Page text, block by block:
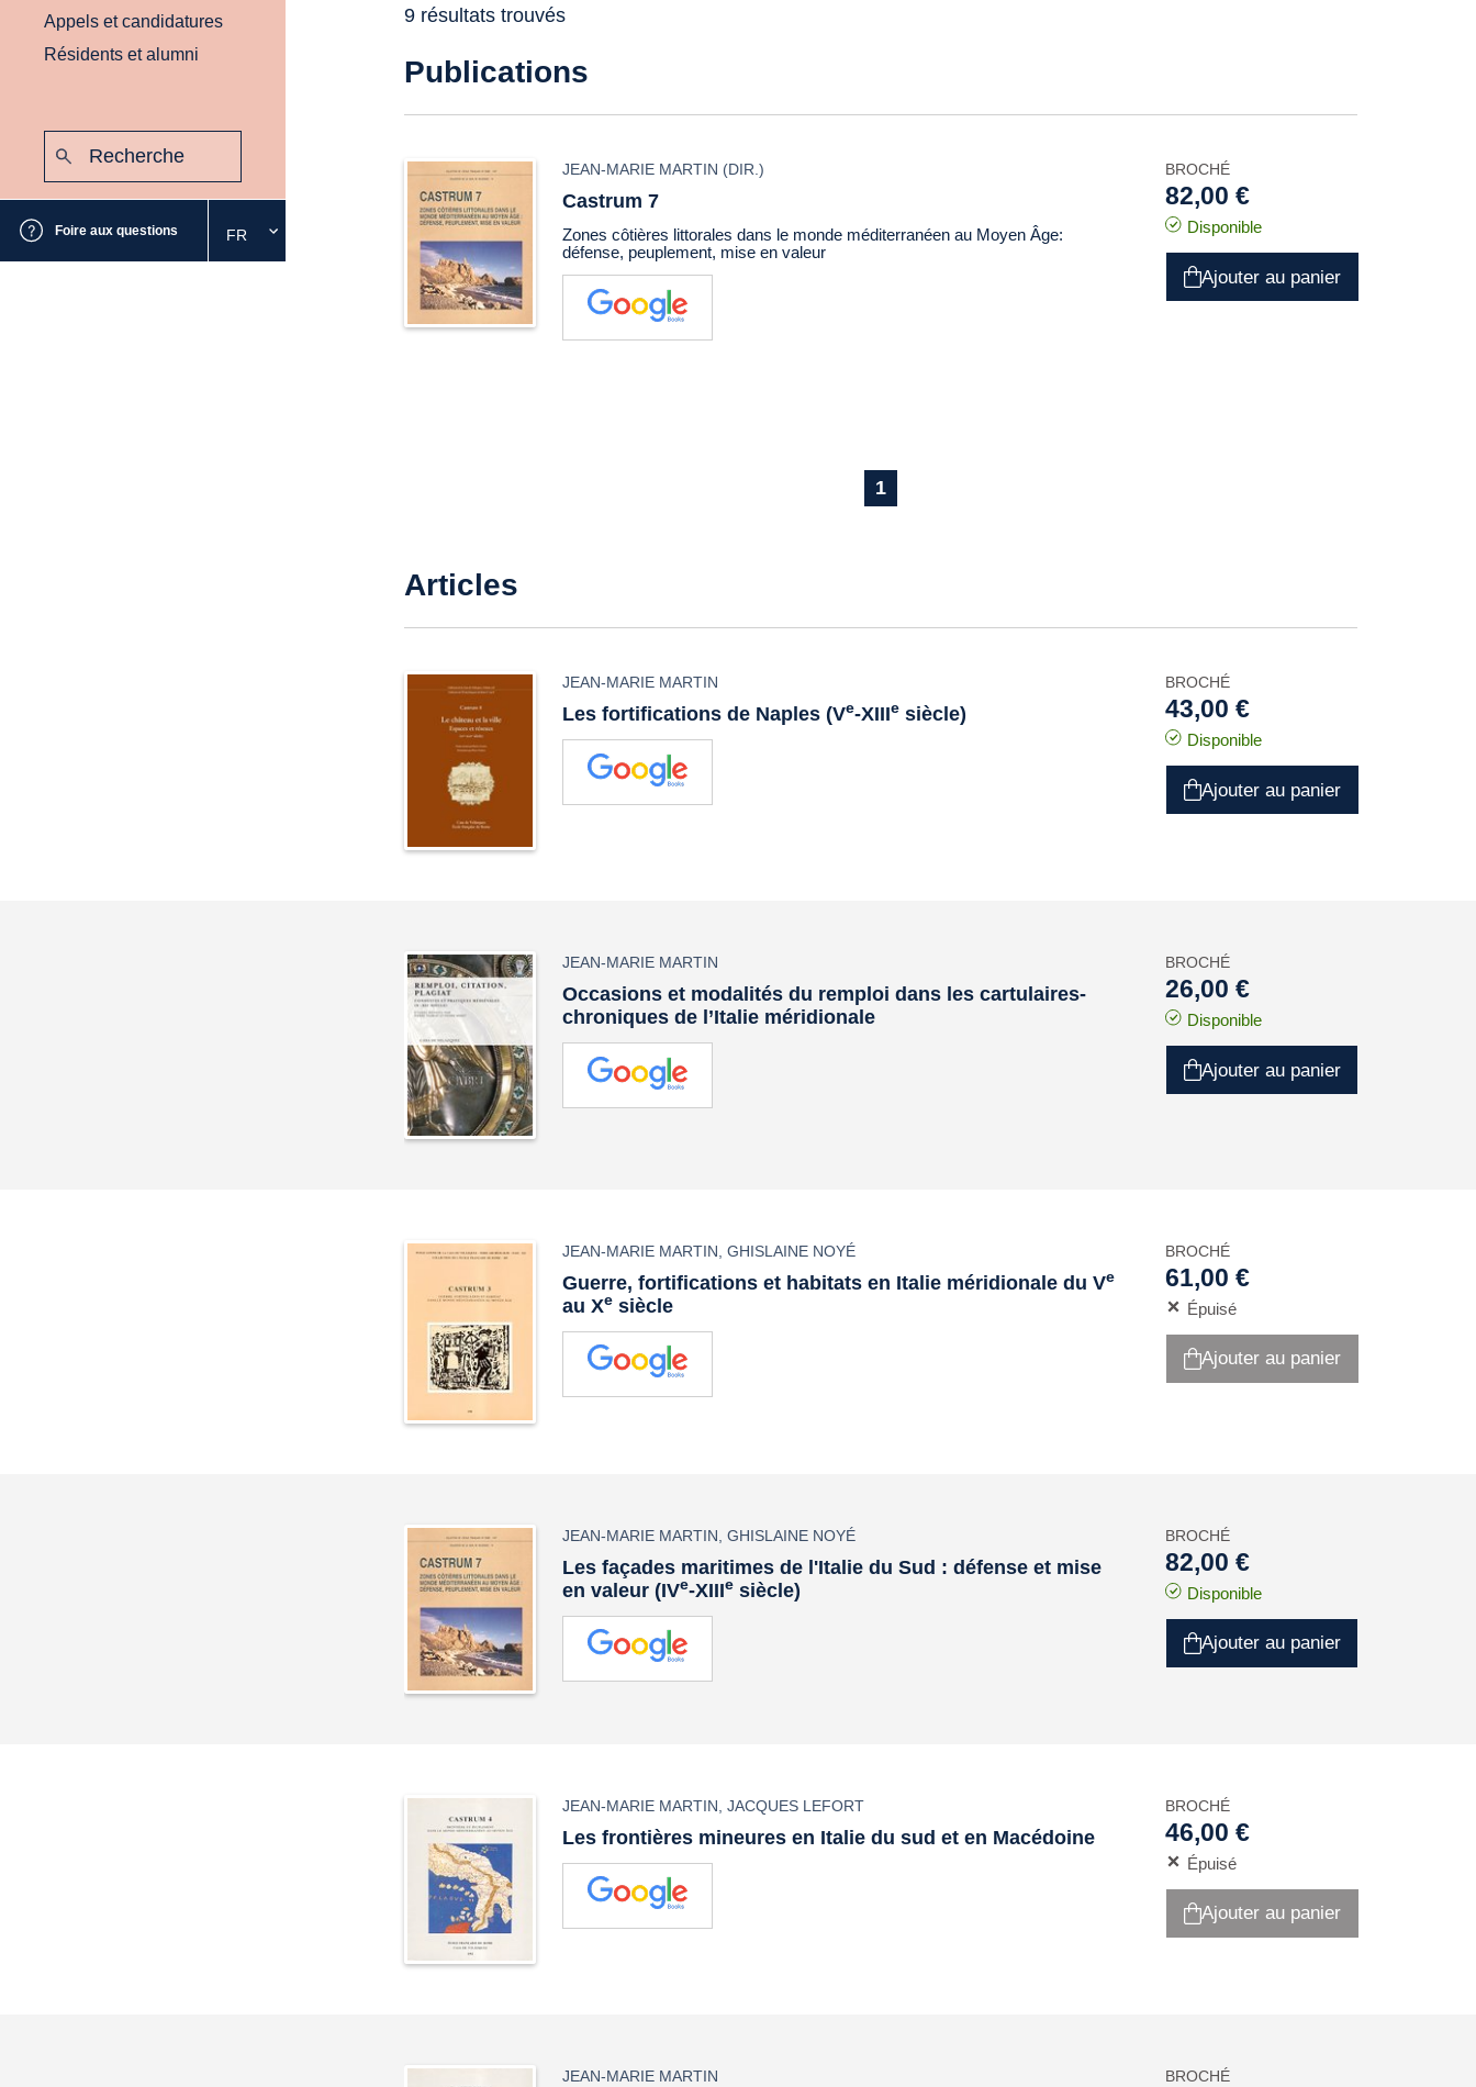
Appels et candidatures
Résidents et alumni
Foire aux questions
Sélectionnez
la
FR
9 résultats trouvés
Publications
JEAN-MARIE MARTIN (DIR.)
Castrum 7
Zones côtières littorales dans le monde méditerranéen au Moyen Âge:
défense, peuplement, mise en valeur
BROCHÉ
82,00 €
Disponible
Ajouter au panier
1
Articles
JEAN-MARIE MARTIN
Les fortifications de Naples (Ve-XIIIe siècle)
BROCHÉ
43,00 €
Disponible
Ajouter au panier
JEAN-MARIE MARTIN
Occasions et modalités du remploi dans les cartulaires-
chroniques de l’Italie méridionale
BROCHÉ
26,00 €
Disponible
Ajouter au panier
JEAN-MARIE MARTIN ,GHISLAINE NOYÉ
Guerre, fortifications et habitats en Italie méridionale du Ve
au Xe siècle
BROCHÉ
61,00 €
Épuisé
Ajouter au panier
JEAN-MARIE MARTIN ,GHISLAINE NOYÉ
Les façades maritimes de l'Italie du Sud : défense et mise
en valeur (IVe-XIIIe siècle)
BROCHÉ
82,00 €
Disponible
Ajouter au panier
JEAN-MARIE MARTIN ,JACQUES LEFORT
Les frontières mineures en Italie du sud et en Macédoine
BROCHÉ
46,00 €
Épuisé
Ajouter au panier
JEAN-MARIE MARTIN BROCHÉ